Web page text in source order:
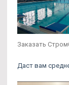
Заказать
Даст вам